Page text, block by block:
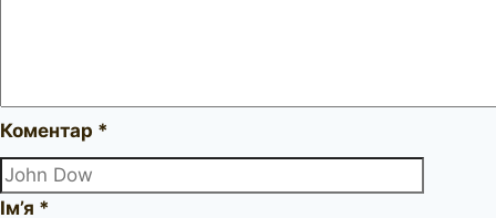
Коментар *
Ім’я *